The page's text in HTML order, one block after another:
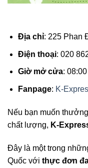
Địa chỉ: 225 Phan
Điện thoại: 020
Giờ mở cửa:
Fanpage: K-
Nếu bạn muốn
chất lượng, K-
Đây là một trong
Quốc với thực đơn